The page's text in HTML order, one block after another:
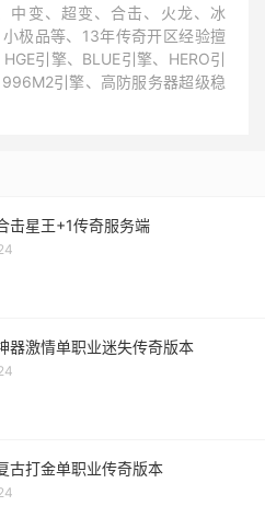
中变、超变、合击、火龙、冰
极品等、13年传奇开区经验擅
引擎、BLUE引擎、HERO引
引擎、高防服务器超级稳
击星王+1传奇服务端
器激情单职业迷失传奇版本
古打金单职业传奇版本